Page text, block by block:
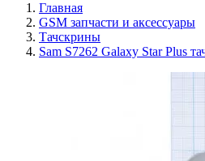
Главная
GSM запчасти и аксессуары
Тачскрины
Sam S7262 Galaxy Star Plus